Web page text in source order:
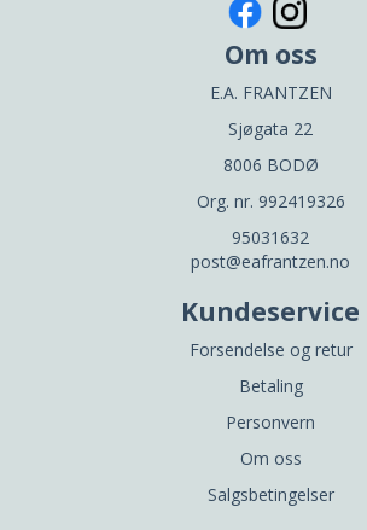
Om oss
E.A. FRANTZEN
Sjøgata 22
8006 BODØ
Org. nr. 992419326
95031632
post@eafrantzen.no
Kundeservice
Forsendelse og retur
Betaling
Personvern
Om oss
Salgsbetingelser